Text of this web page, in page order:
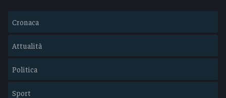
Cronaca
Attualità
Politica
Sport